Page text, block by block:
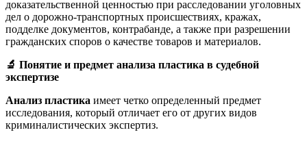
доказательственной ценностью при расследовании уголовных
дел о дорожно-транспортных происшествиях, кражах,
подделке документов, контрабанде, а также при разрешении
гражданских споров о качестве товаров и материалов.
🔬 Понятие и предмет анализа пластика в судебной
экспертизе
Анализ пластика имеет четко определенный предмет
исследования, который отличает его от других видов
криминалистических экспертиз.